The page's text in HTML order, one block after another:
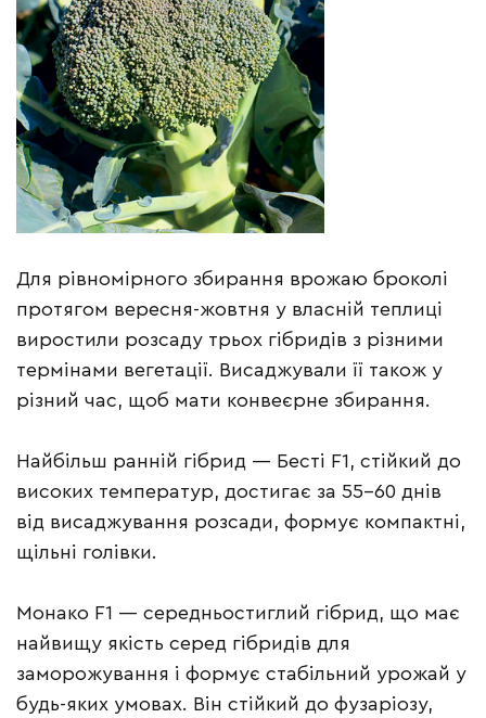
Для рівномірного збирання врожаю броколі
протягом вересня-жовтня у власній теплиці
виростили розсаду трьох гібридів з різними
термінами вегетації. Висаджували її також у
різний час, щоб мати конвеєрне збирання.
Найбільш ранній гібрид — Бесті F1, стійкий до
високих температур, достигає за 55–60 днів
від висаджування розсади, формує компактні,
щільні голівки.
Монако F1 — середньостиглий гібрид, що має
найвищу якість серед гібридів для
заморожування і формує стабільний урожай у
будь-яких умовах. Він стійкий до фузаріозу,